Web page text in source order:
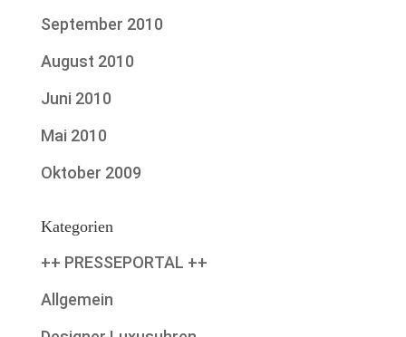
September 2010
August 2010
Juni 2010
Mai 2010
Oktober 2009
Kategorien
++ PRESSEPORTAL ++
Allgemein